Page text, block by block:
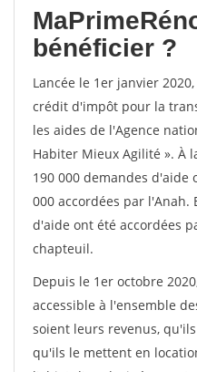
bénéficier ?
Lancée le 1er janvier 2020,
crédit d'impôt pour la
les aides de l'Agence
Habiter Mieux Agilité ». À
190 000 demandes d'aide
000 accordées par l'Anah.
d'aide ont été accordées
chapteuil.
Depuis le 1er octobre
accessible à l'ensemble
soient leurs revenus,
qu'ils le mettent en